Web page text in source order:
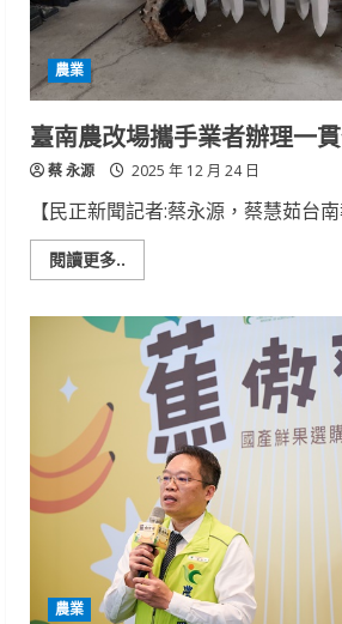
農業
臺南農改場攜手業者辦理一
蔡 永源 2025 年 12 月 24 日
【民正新聞記者:蔡永源，蔡慧茹台
閱讀更多..
more
南
農
改
攜
一
貫
化
機
械
觀
摩
會
農業